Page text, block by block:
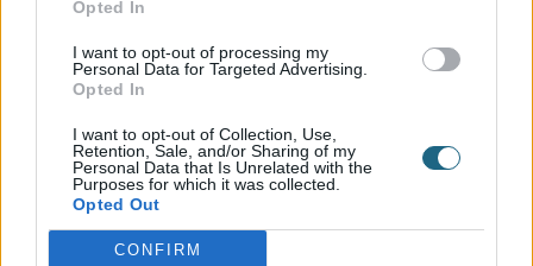
Opted In
I want to opt-out of processing my
Personal Data for Targeted Advertising.
Opted In
I want to opt-out of Collection, Use,
Retention, Sale, and/or Sharing of my
Personal Data that Is Unrelated with the
Purposes for which it was collected.
Opted Out
CONFIRM
Καριέρα
Τα Νέα μας
Απορρήτου
Όροι Χρήσης Eshop
Συχνές Ερωτήσεις
Τρόποι Πληρωμής &
Spa Marketing &
Προσωπικού
Digital Marketing
Wellness Real Estate
Ανακαίνιση Spa
Εξειδικευμένα
Σεμινάρια
Σεμινάρια
Αισθητικής
Σεμινάρια Μασάζ